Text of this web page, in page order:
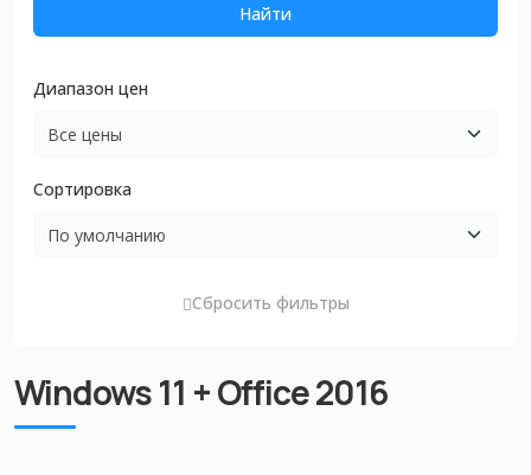
Найти
Диапазон цен
Сортировка
Сбросить фильтры
Windows 11 + Office 2016